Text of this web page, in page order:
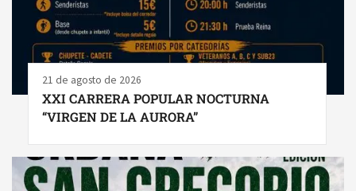
21 de agosto de 2026
XXI CARRERA POPULAR NOCTURNA
“VIRGEN DE LA AURORA”